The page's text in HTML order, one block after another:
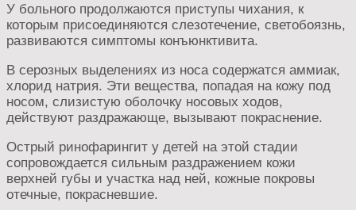
У больного продолжаются приступы чихания, к
которым присоединяются слезотечение, светобоязнь,
развиваются симптомы конъюнктивита.
В серозных выделениях из носа содержатся аммиак,
хлорид натрия. Эти вещества, попадая на кожу под
носом, слизистую оболочку носовых ходов,
действуют раздражающе, вызывают покраснение.
Острый ринофарингит у детей на этой стадии
сопровождается сильным раздражением кожи
верхней губы и участка над ней, кожные покровы
отечные, покрасневшие.